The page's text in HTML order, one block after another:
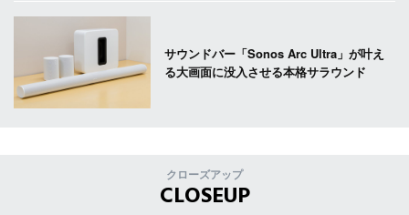
サウンドバー「Sonos Arc Ultra」が叶え
る大画面に没入させる本格サラウンド
クローズアップ
CLOSEUP